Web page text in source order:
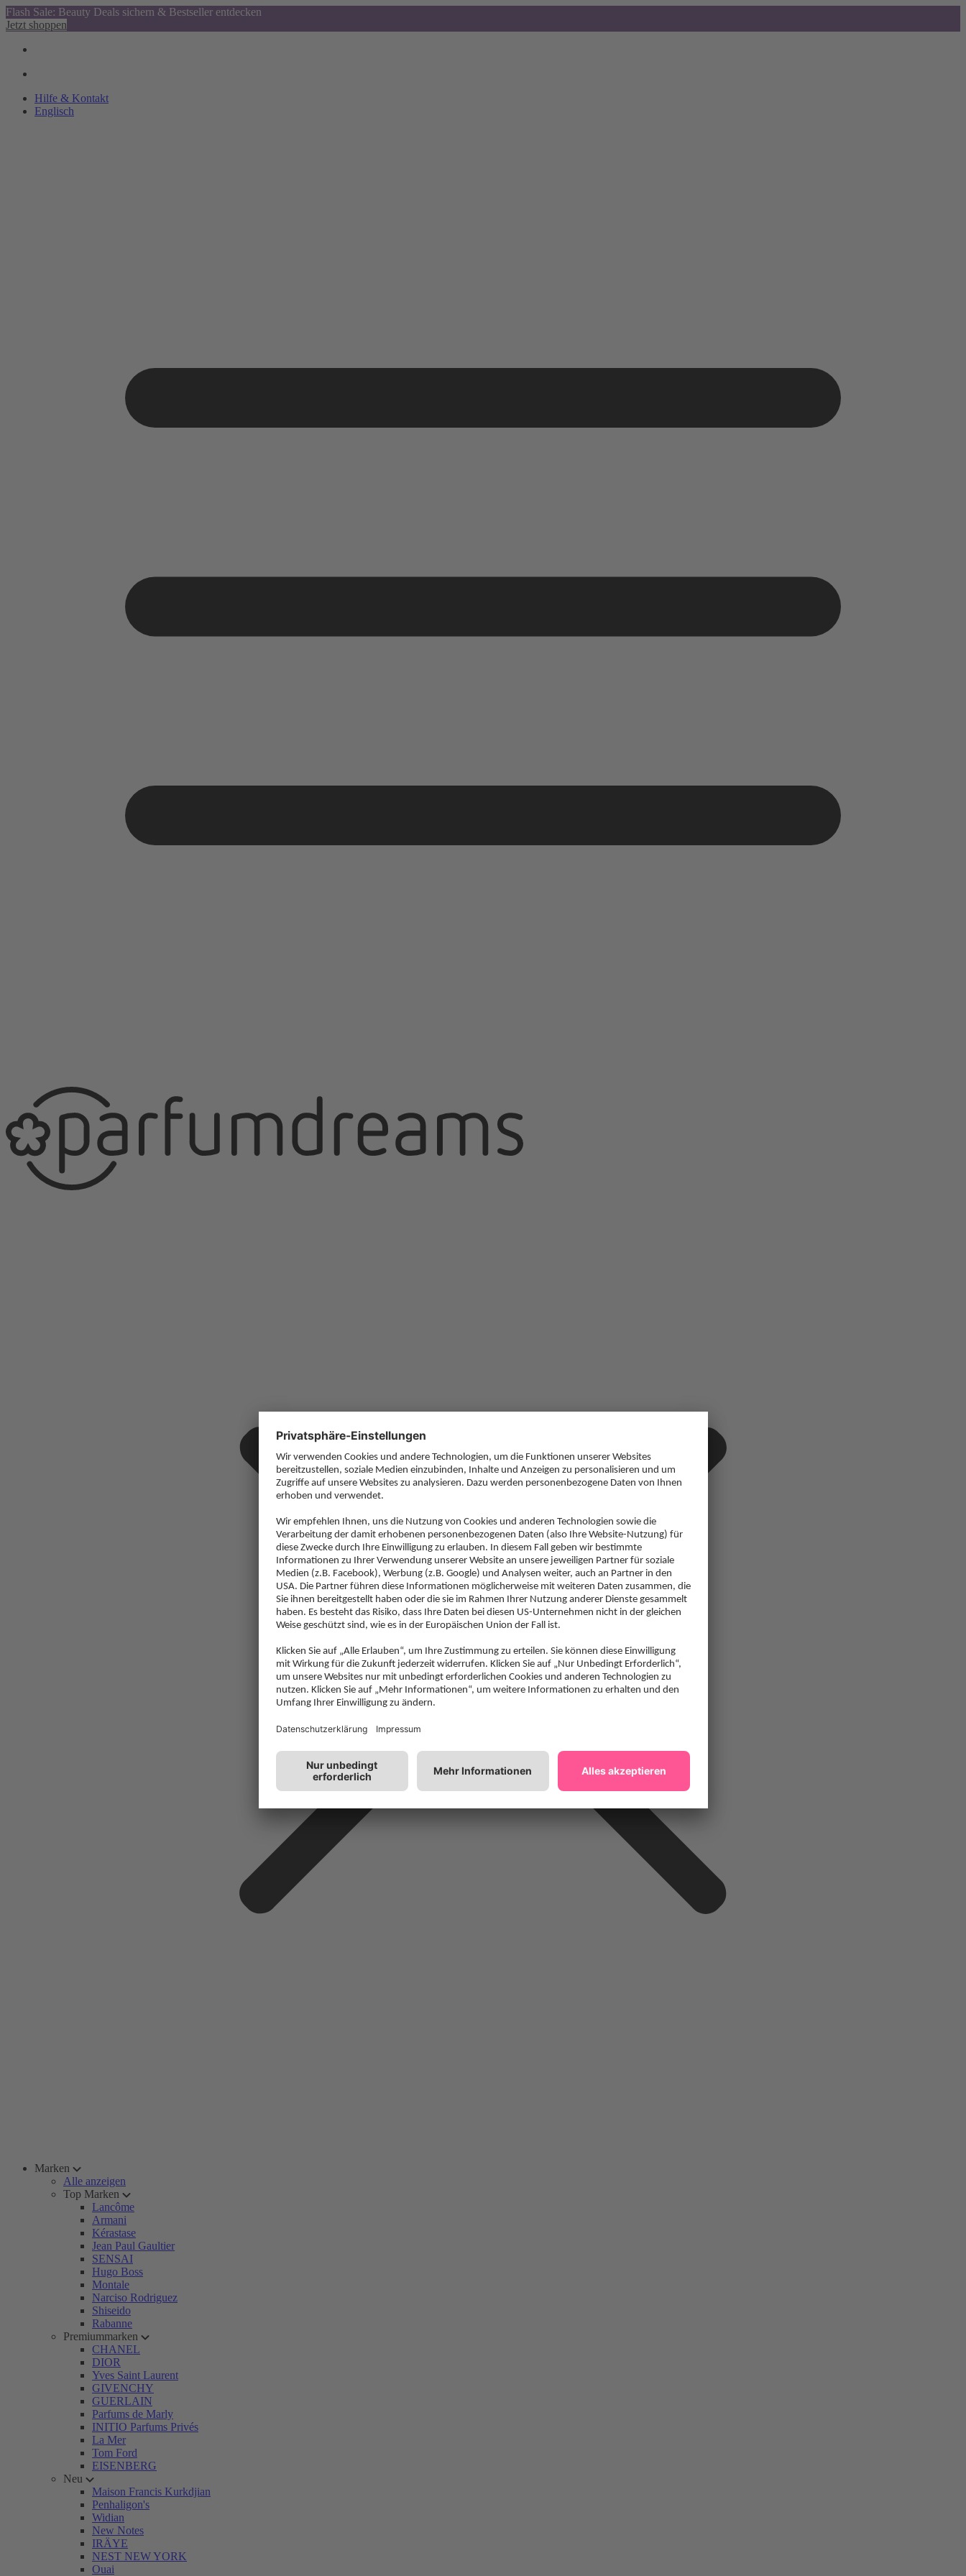
Flash Sale: Beauty Deals sichern & Bestseller entdecken
Jetzt shoppen
Hilfe & Kontakt
Englisch
Marken
Alle anzeigen
Top Marken
Lancôme
Armani
Kérastase
Jean Paul Gaultier
SENSAI
Hugo Boss
Montale
Narciso Rodriguez
Shiseido
Rabanne
Premiummarken
CHANEL
DIOR
Yves Saint Laurent
GIVENCHY
GUERLAIN
Parfums de Marly
INITIO Parfums Privés
La Mer
Tom Ford
EISENBERG
Neu
Maison Francis Kurkdjian
Penhaligon's
Widian
New Notes
IRÄYE
NEST NEW YORK
Ouai